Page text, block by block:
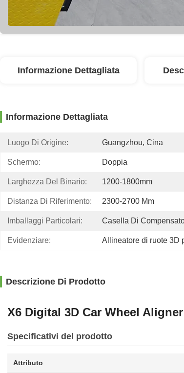
Informazione Dettagliata
Informazione Dettagliata
Luogo Di Origine: Guangzhou, Cina
Schermo: Doppia
Larghezza Del Binario: 1200-1800mm
Distanza Di Riferimento: 2300-2700 Mm
Imballaggi Particolari: Casella Di
Evidenziare: Allineatore di ruote 3D
Descrizione Di Prodotto
X6 Digital 3D Car Wheel
Specificativi del prodotto
Attributo